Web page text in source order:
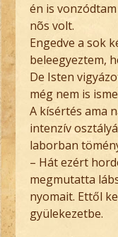
én is
nõs volt.
Engedve a sok
beleegyeztem,
De Isten
még nem is
A kísértés ama
intenzív
laborban
– Hát ezért
megmutatta
nyomait. Ettől
gyülekezetbe.